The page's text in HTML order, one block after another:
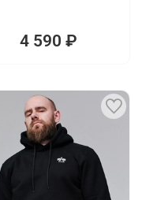
4 590 ₽